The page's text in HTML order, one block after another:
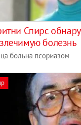
Спирс
болезнь
больна псориазом